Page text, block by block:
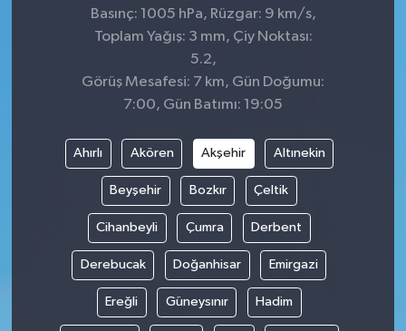
Basınç: 1005 hPa, Rüzgar: 9 km/s,
Toplam Yağış: 3 mm, Çiy Noktası:
5.2,
Görüş Mesafesi: 7 km, Gün Doğumu:
7:00, Gün Batımı: 19:05
Ahırlı Akören Akşehir Altınekin
Beyşehir Bozkır Çeltik
Cihanbeyli Çumra Derbent
Derebucak Doğanhisar Emirgazi
Ereğli Güneysınır Hadim